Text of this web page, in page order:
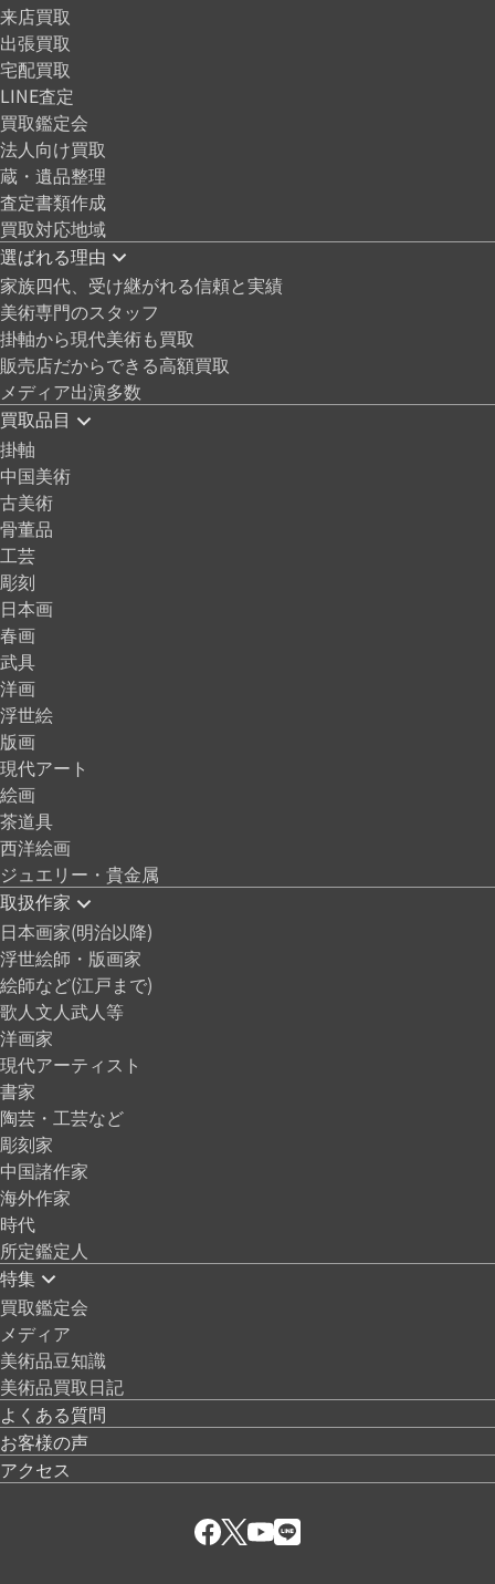
来店買取
出張買取
宅配買取
LINE査定
買取鑑定会
法人向け買取
蔵・遺品整理
査定書類作成
買取対応地域
選ばれる理由
家族四代、受け継がれる信頼と実績
美術専門のスタッフ
掛軸から現代美術も買取
販売店だからできる高額買取
メディア出演多数
買取品目
掛軸
中国美術
古美術
骨董品
工芸
彫刻
日本画
春画
武具
洋画
浮世絵
版画
現代アート
絵画
茶道具
西洋絵画
ジュエリー・貴金属
取扱作家
日本画家(明治以降)
浮世絵師・版画家
絵師など(江戸まで)
歌人文人武人等
洋画家
現代アーティスト
書家
陶芸・工芸など
彫刻家
中国諸作家
海外作家
時代
所定鑑定人
特集
買取鑑定会
メディア
美術品豆知識
美術品買取日記
よくある質問
お客様の声
アクセス